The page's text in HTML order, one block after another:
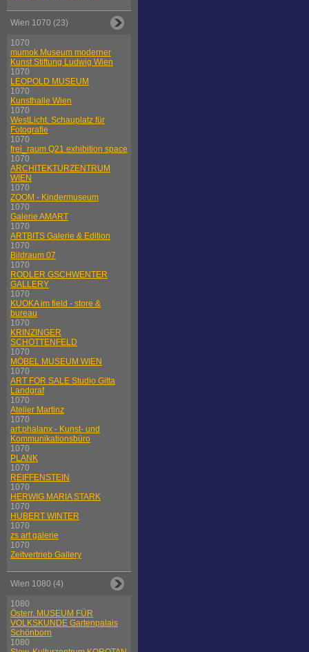
Wien 1070 (23)
1070
mumok Museum moderner
Kunst Stiftung Ludwig Wien
1070
LEOPOLD MUSEUM
1070
Kunsthalle Wien
1070
WestLicht. Schauplatz für
Fotografie
1070
frei_raum Q21 exhibition space
1070
ARCHITEKTURZENTRUM
WIEN
1070
ZOOM - Kindermuseum
1070
Galerie AMART
1070
ARTBITS Galerie & Edition
1070
Bildraum 07
1070
RODLER GSCHWENTER
GALLERY
1070
KUOKA im field - store &
bureau
1070
KRINZINGER
SCHOTTENFELD
1070
MÖBEL MUSEUM WIEN
1070
ART FOR SALE Studio Gitta
Landgraf
1070
Atelier Martinz
1070
art:phalanx - Kunst- und
Kommunikationsbüro
1070
PLANK
1070
REIFFENSTEIN
1070
HERWIG MARIA STARK
1070
HUBERT WINTER
1070
zs art galerie
1070
Zeitvertrieb Gallery
Wien 1080 (4)
1080
Österr. MUSEUM FÜR
VOLKSKUNDE Gartenpalais
Schönborn
1080